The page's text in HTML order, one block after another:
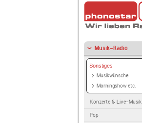
Musik-Radio
Sonstiges
Musikwünsche
Morningshow etc.
Konzerte & Live-Musik
Pop